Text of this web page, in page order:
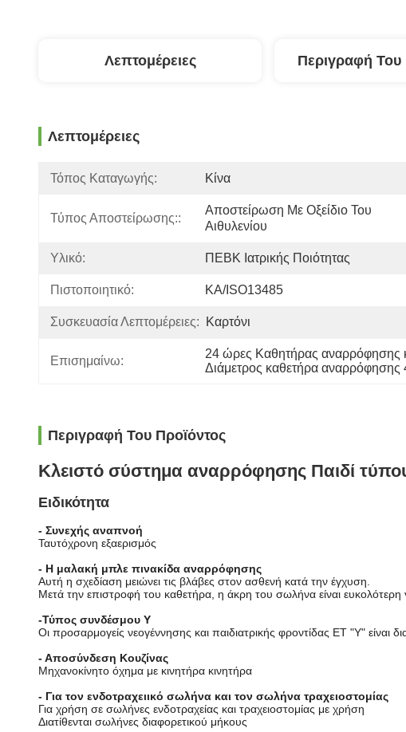
Λεπτομέρειες Περιγραφή Του
Λεπτομέρειες
Τόπος Καταγωγής: Κίνα
Τύπος Αποστείρωσης::
Αποστείρωση Με Οξείδιο Του
Αιθυλενίου
Υλικό: ΠΕΒΚ Ιατρικής Ποιότητας
Πιστοποιητικό: ΚΑ/ISO13485
Συσκευασία Λεπτομέρειες: Καρτόνι
Επισημαίνω:
24 ώρες Καθητήρας αναρρόφησης
Διάμετρος καθετήρα αναρρόφησης
Περιγραφή Του Προϊόντος
Κλειστό σύστημα αναρρόφησης Παιδί
Ειδικότητα
- Συνεχής αναπνοή
Ταυτόχρονη εξαερισμός
- Η μαλακή μπλε πινακίδα αναρρόφησης
Αυτή η σχεδίαση μειώνει τις βλάβες στον ασθενή κατά την έγχυση.
Μετά την επιστροφή του καθετήρα, η άκρη του σωλήνα είναι ευκολότερη
-Τύπος συνδέσμου Y
Οι προσαρμογείς νεογέννησης και παιδιατρικής φροντίδας ET "Y" είναι
- Αποσύνδεση Κουζίνας
Μηχανοκίνητο όχημα με κινητήρα κινητήρα
- Για τον ενδοτραχειικό σωλήνα και τον σωλήνα τραχειοστομίας
Για χρήση σε σωλήνες ενδοτραχείας και τραχειοστομίας με χρήση
Διατίθενται σωλήνες διαφορετικού μήκους